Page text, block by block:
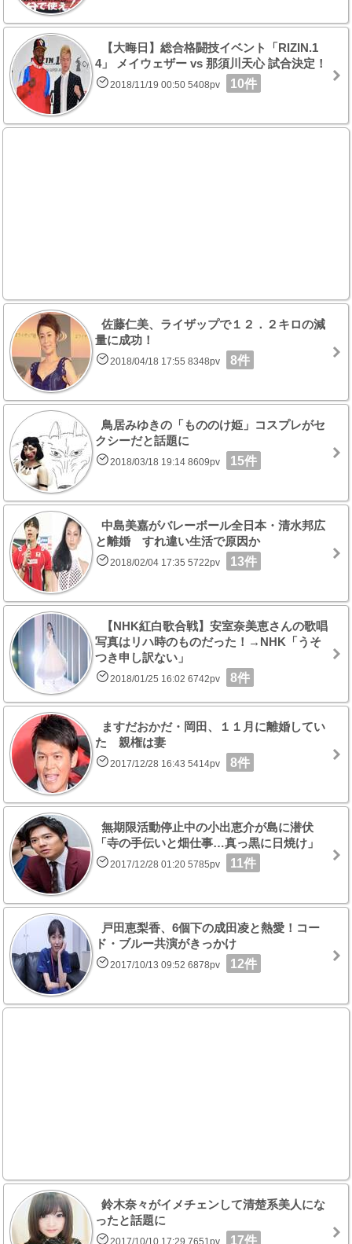
【大晦日】総合格闘技イベント「RIZIN.1
4」 メイウェザー vs 那須川天心 試合決定！
2018/11/19 00:50 5408pv 10件
佐藤仁美、ライザップで１２．２キロの減
量に成功！
2018/04/18 17:55 8348pv 8件
鳥居みゆきの「もののけ姫」コスプレがセ
クシーだと話題に
2018/03/18 19:14 8609pv 15件
中島美嘉がバレーボール全日本・清水邦広
と離婚 すれ違い生活で原因か
2018/02/04 17:35 5722pv 13件
【NHK紅白歌合戦】安室奈美恵さんの歌唱
写真はリハ時のものだった！→NHK「うそ
つき申し訳ない」
2018/01/25 16:02 6742pv 8件
ますだおかだ・岡田、１１月に離婚してい
た 親権は妻
2017/12/28 16:43 5414pv 8件
無期限活動停止中の小出恵介が島に潜伏
「寺の手伝いと畑仕事…真っ黒に日焼け」
2017/12/28 01:20 5785pv 11件
戸田恵梨香、6個下の成田凌と熱愛！コー
ド・ブルー共演がきっかけ
2017/10/13 09:52 6878pv 12件
鈴木奈々がイメチェンして清楚系美人にな
ったと話題に
2017/10/10 17:29 7651pv 17件